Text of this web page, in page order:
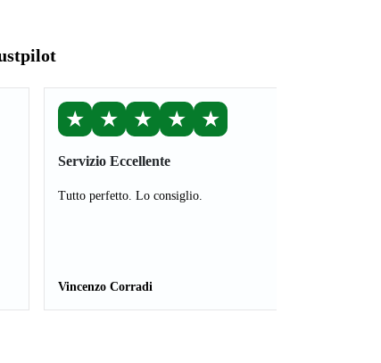
★ ★ ★ ★ ★
Servizio Eccellente
Tutto perfetto. Lo consiglio.
Vincenzo Corradi